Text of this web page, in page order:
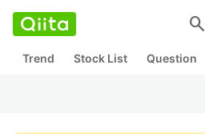
search
Trend Stock List Question